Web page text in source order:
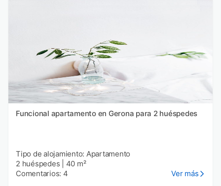
Funcional apartamento en Gerona para 2 huéspedes
Tipo de alojamiento: Apartamento
2 huéspedes
40 m²
Comentarios: 4
Ver más